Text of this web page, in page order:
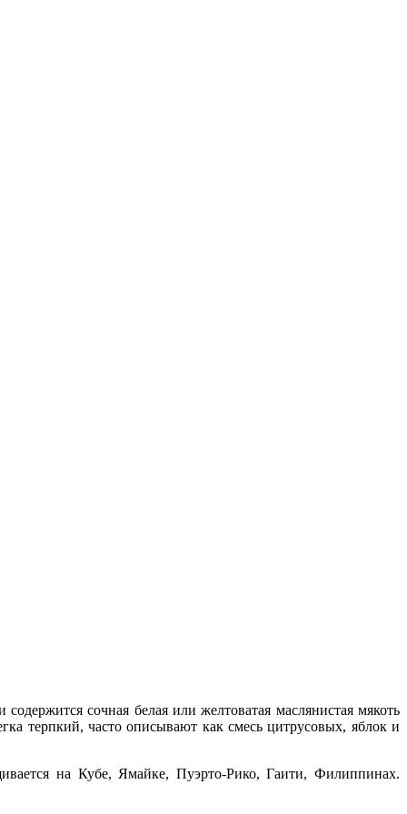
факты о мультфильмах и про персонажей
сочная белая или желтоватая маслянистая мякоть
терпкий, часто описывают как смесь цитрусовых, яблок и
на Кубе, Ямайке, Пуэрто-Рико, Гаити, Филиппинах.